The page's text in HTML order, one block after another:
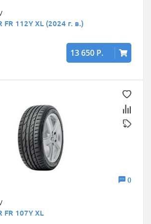
FR 112Y XL (2024 г. в.)
13 650 Р.
0
FR 107Y XL